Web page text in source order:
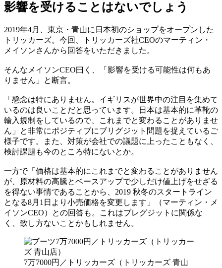
影響を受けることはないでしょう
2019年4月、東京・青山に日本初のショップをオープンした
トリッカーズ。今回、トリッカーズ社CEOのマーティン・
メイソンさんから回答をいただきました。
そんなメイソンCEO曰く、「影響を受ける可能性は何もあ
りません」と断言。
「懸念は特にありません。イギリスが世界中の注目を集めて
いるのは良いことだと思っています。日本は基本的に革靴の
輸入規制をしているので、これまでと変わることがありませ
ん」と非常にポジティブにブリグジット問題を捉えているご
様子です。また、対策が会社での議題に上ったこともなく、
検討課題も今のところ特にないとか。
一方で「価格は基本的にこれまでと変わることがありません
が、原材料の高騰とベースアップで少しだけ値上げをせざる
を得ない事情であることから、2019 秋冬のスタートライン
となる8月1日より小売価格を変更します」（マーティン・メ
イソンCEO）との回答も。これはブレグジットに関係な
く、致し方ないことかもしれません。
7万7000円／トリッカーズ（トリッカーズ 青山